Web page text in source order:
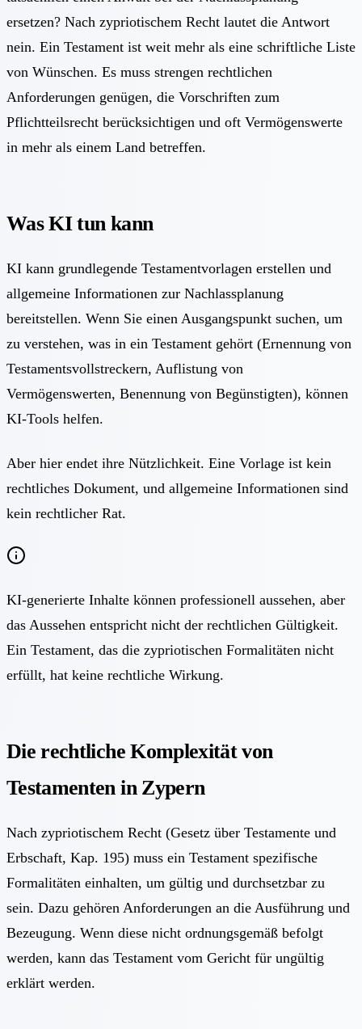
ersetzen? Nach zypriotischem Recht lautet die Antwort
nein. Ein Testament ist weit mehr als eine schriftliche Liste
von Wünschen. Es muss strengen rechtlichen
Anforderungen genügen, die Vorschriften zum
Pflichtteilsrecht berücksichtigen und oft Vermögenswerte
in mehr als einem Land betreffen.
Was KI tun kann
KI kann grundlegende Testamentvorlagen erstellen und
allgemeine Informationen zur Nachlassplanung
bereitstellen. Wenn Sie einen Ausgangspunkt suchen, um
zu verstehen, was in ein Testament gehört (Ernennung von
Testamentsvollstreckern, Auflistung von
Vermögenswerten, Benennung von Begünstigten), können
KI-Tools helfen.
Aber hier endet ihre Nützlichkeit. Eine Vorlage ist kein
rechtliches Dokument, und allgemeine Informationen sind
kein rechtlicher Rat.
KI-generierte Inhalte können professionell aussehen, aber
das Aussehen entspricht nicht der rechtlichen Gültigkeit.
Ein Testament, das die zypriotischen Formalitäten nicht
erfüllt, hat keine rechtliche Wirkung.
Die rechtliche Komplexität von
Testamenten in Zypern
Nach zypriotischem Recht (Gesetz über Testamente und
Erbschaft, Kap. 195) muss ein Testament spezifische
Formalitäten einhalten, um gültig und durchsetzbar zu
sein. Dazu gehören Anforderungen an die Ausführung und
Bezeugung. Wenn diese nicht ordnungsgemäß befolgt
werden, kann das Testament vom Gericht für ungültig
erklärt werden.